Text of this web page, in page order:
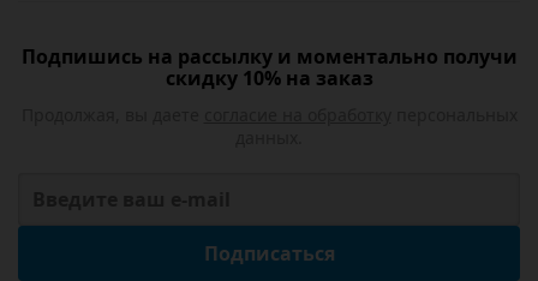
Подпишись на рассылку и моментально получи
скидку 10% на заказ
Подписаться